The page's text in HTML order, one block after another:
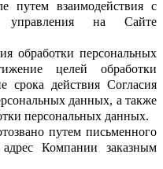
путем взаимодействия с
управления на Сайте
обработки персональных
целей обработки
срока действия Согласия
данных, а также
персональных данных.
путем письменного
Компании заказным